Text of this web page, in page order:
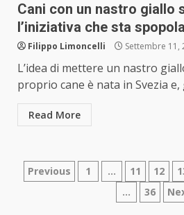
Cani con un nastro giallo
l’iniziativa che sta
Filippo Limoncelli Settembre 11,
L’idea di mettere un nastro
proprio cane è nata in Svezia e,
Read More
Paginazione
Previous 1 … 11 12
…
36